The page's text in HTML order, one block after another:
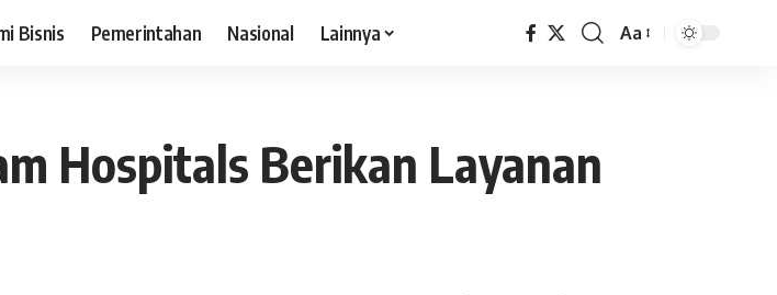
Bisnis Pemerintahan Nasional Lainnya Aa
Hospitals Berikan Layanan